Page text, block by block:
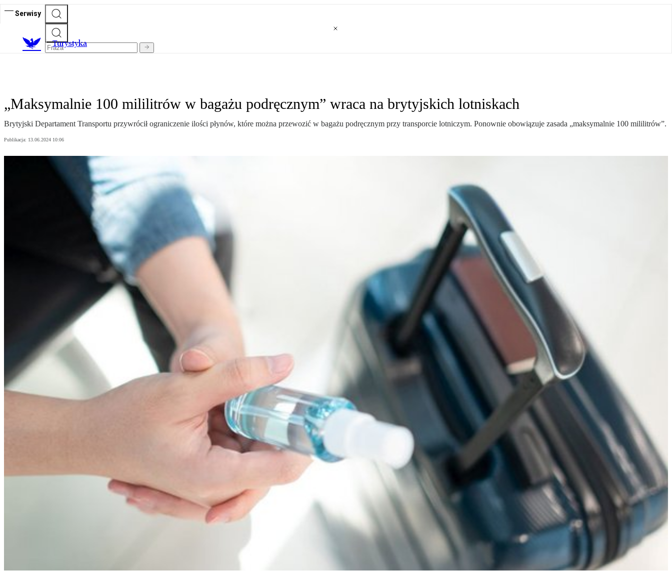
Serwisy
Turystyka
„Maksymalnie 100 mililitrów w bagażu podręcznym” wraca na brytyjskich lotniskach
Brytyjski Departament Transportu przywrócił ograniczenie ilości płynów, które można przewozić w bagażu podręcznym przy transporcie lotniczym. Ponownie obowiązuje zasada „maksymalnie 100 mililitrów”.
Publikacja: 13.06.2024 10:06